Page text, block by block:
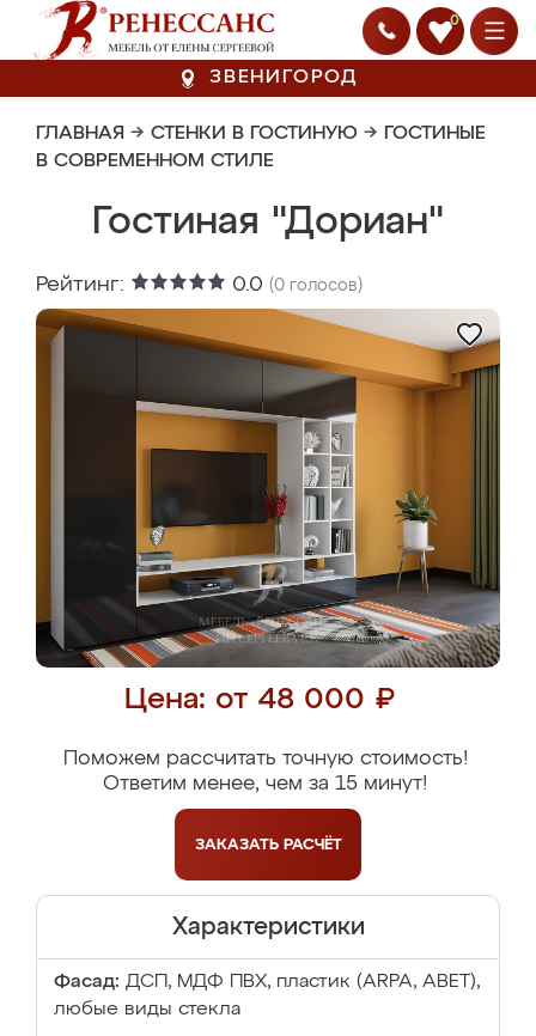
0
ЗВЕНИГОРОД
ГЛАВНАЯ → СТЕНКИ В ГОСТИНУЮ → ГОСТИНЫЕ
В СОВРЕМЕННОМ СТИЛЕ
Гостиная "Дориан"
Рейтинг: 0.0 (0 голосов)
Цена: от 48 000 ₽
Поможем рассчитать точную стоимость!
Ответим менее, чем за 15 минут!
ЗАКАЗАТЬ РАСЧЁТ
Характеристики
Фасад: ДСП, МДФ ПВХ, пластик (ARPA, ABET),
любые виды стекла